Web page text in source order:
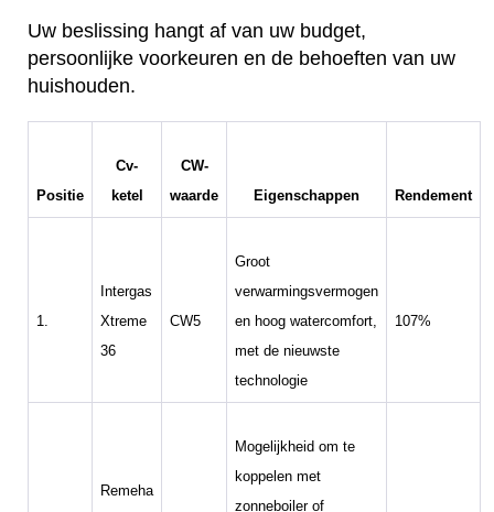
Uw beslissing hangt af van uw budget,
persoonlijke voorkeuren en de behoeften van uw
huishouden.
Positie
Cv-
ketel
CW-
waarde
Eigenschappen Rendement
1.
Intergas
Xtreme
36
CW5
Groot
verwarmingsvermogen
en hoog watercomfort,
met de nieuwste
technologie
107%
Remeha
Mogelijkheid om te
koppelen met
zonneboiler of